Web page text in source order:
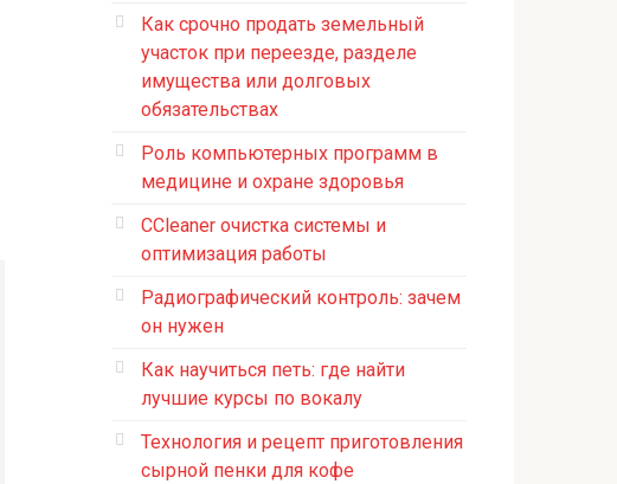
Как срочно продать земельный
участок при переезде, разделе
имущества или долговых
обязательствах
Роль компьютерных программ в
медицине и охране здоровья
CCleaner очистка системы и
оптимизация работы
Радиографический контроль: зачем
он нужен
Как научиться петь: где найти
лучшие курсы по вокалу
Технология и рецепт приготовления
сырной пенки для кофе